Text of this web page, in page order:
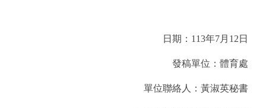
日期：113年7月12日
發稿單位：體育處
單位聯絡人：黃淑英秘書